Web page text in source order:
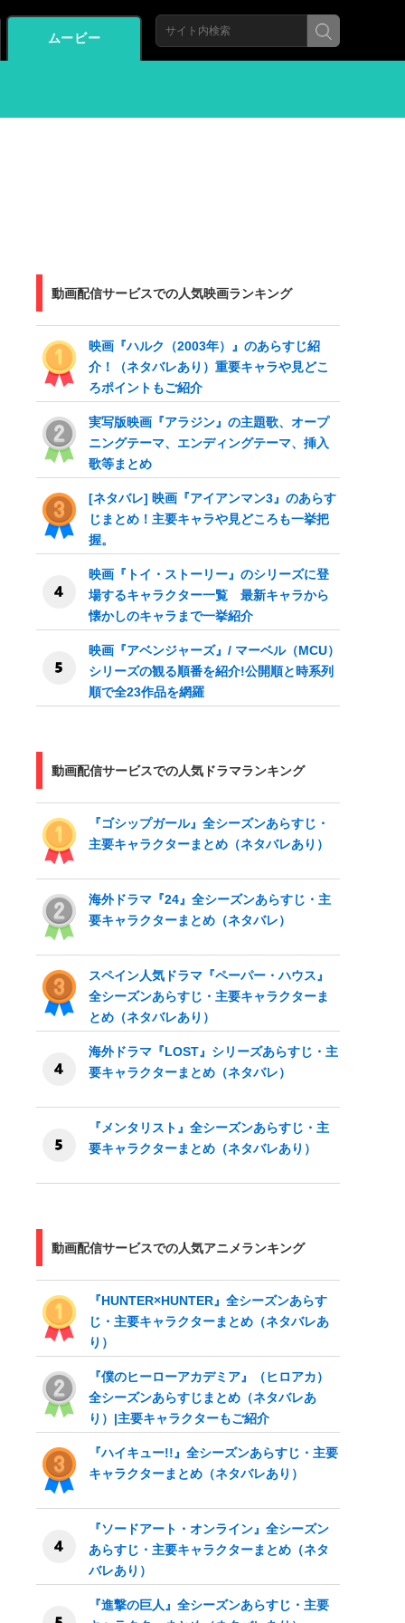
ムービー
動画配信サービスでの人気映画ランキング
映画『ハルク（2003年）』のあらすじ紹
介！（ネタバレあり）重要キャラや見どこ
ろポイントもご紹介
実写版映画『アラジン』の主題歌、オープ
ニングテーマ、エンディングテーマ、挿入
歌等まとめ
[ネタバレ] 映画『アイアンマン3』のあらす
じまとめ！主要キャラや見どころも一挙把
握。
映画『トイ・ストーリー』のシリーズに登
場するキャラクター一覧 最新キャラから
懐かしのキャラまで一挙紹介
映画『アベンジャーズ』/ マーベル（MCU）
シリーズの観る順番を紹介!公開順と時系列
順で全23作品を網羅
動画配信サービスでの人気ドラマランキング
『ゴシップガール』全シーズンあらすじ・
主要キャラクターまとめ（ネタバレあり）
海外ドラマ『24』全シーズンあらすじ・主
要キャラクターまとめ（ネタバレ）
スペイン人気ドラマ『ペーパー・ハウス』
全シーズンあらすじ・主要キャラクターま
とめ（ネタバレあり）
海外ドラマ『LOST』シリーズあらすじ・主
要キャラクターまとめ（ネタバレ）
『メンタリスト』全シーズンあらすじ・主
要キャラクターまとめ（ネタバレあり）
動画配信サービスでの人気アニメランキング
『HUNTER×HUNTER』全シーズンあらす
じ・主要キャラクターまとめ（ネタバレあ
り）
『僕のヒーローアカデミア』（ヒロアカ）
全シーズンあらすじまとめ（ネタバレあ
り）|主要キャラクターもご紹介
『ハイキュー!!』全シーズンあらすじ・主要
キャラクターまとめ（ネタバレあり）
『ソードアート・オンライン』全シーズン
あらすじ・主要キャラクターまとめ（ネタ
バレあり）
『進撃の巨人』全シーズンあらすじ・主要